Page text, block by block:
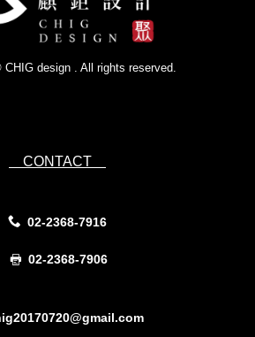
design . All rights reserved.
CONTACT
02-2368-7916
02-2368-7906